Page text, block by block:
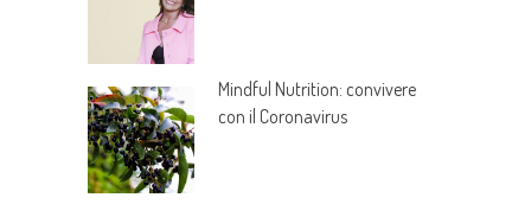
Mindful Nutrition: convivere
con il Coronavirus